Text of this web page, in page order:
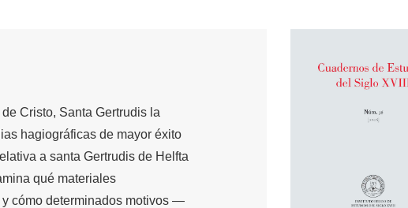
Cristo, Santa Gertrudis la
hagiográficas de mayor éxito
a santa Gertrudis de Helfta
qué materiales
cómo determinados motivos —